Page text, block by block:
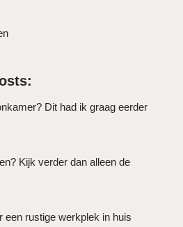
Dit had ik graag eerder
Kijk verder dan alleen de
een rustige werkplek in huis